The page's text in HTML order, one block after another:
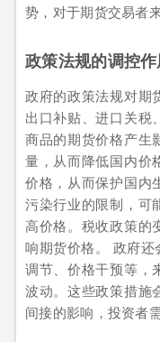
势，对于期货交易者
政策法规的调控作
政府的政策法规对期
出口补贴、进口关税
商品的期货价格产生
量，从而降低国内价
价格，从而保护国内
污染行业的限制，可
高价格。税收政策的
响期货价格。 政府
调节、价格干预等，
波动。这些政策措施
间接的影响，投资者